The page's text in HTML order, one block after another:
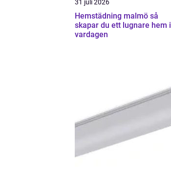
31 juli 2026
Hemstädning malmö så
skapar du ett lugnare hem i
vardagen